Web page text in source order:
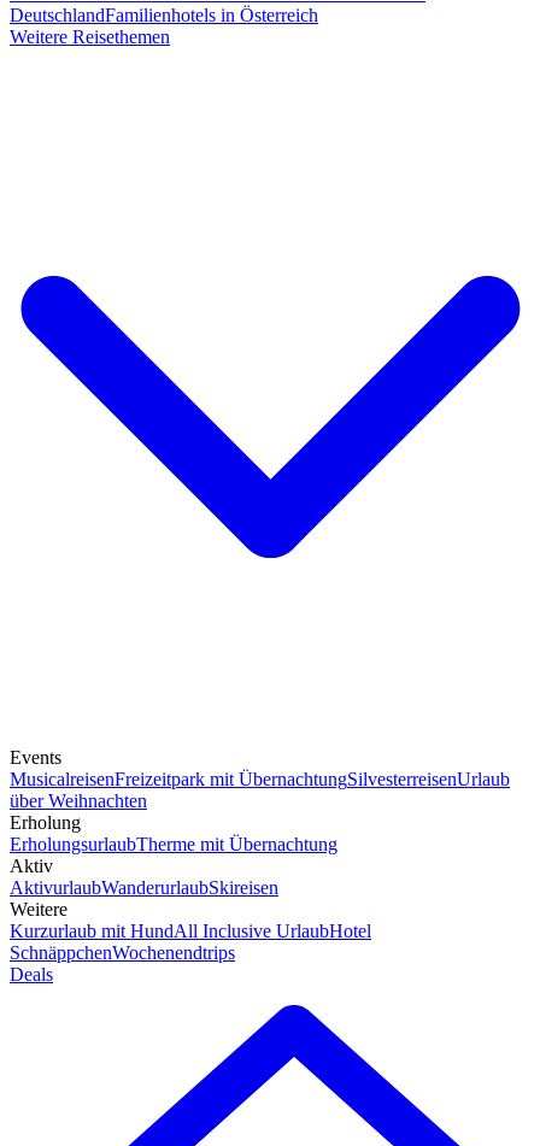
DeutschlandFamilienhotels in Österreich
Weitere Reisethemen
Events
MusicalreisenFreizeitpark mit ÜbernachtungSilvesterreisenUrlaub
über Weihnachten
Erholung
ErholungsurlaubTherme mit Übernachtung
Aktiv
AktivurlaubWanderurlaubSkireisen
Weitere
Kurzurlaub mit HundAll Inclusive UrlaubHotel
SchnäppchenWochenendtrips
Deals